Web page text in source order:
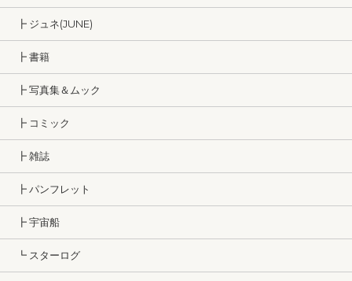
┣ ジュネ(JUNE)
┣ 書籍
┣ 写真集＆ムック
┣ コミック
┣ 雑誌
┣ パンフレット
┣ 宇宙船
┗ スターログ